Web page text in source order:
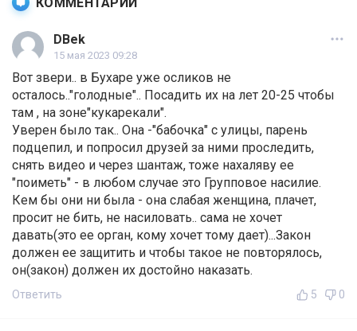
DBek
15 мая 2023 09:28
Вот звери.. в Бухаре уже осликов не
осталось.."голодные".. Посадить их на лет 20-25 чтобы
там , на зоне"кукарекали".
Уверен было так.. Она -"бабочка" с улицы, парень
подцепил, и попросил друзей за ними проследить,
снять видео и через шантаж, тоже нахаляву ее
"поиметь" - в любом случае это Групповое насилие.
Кем бы они ни была - она слабая женщина, плачет,
просит не бить, не насиловать.. сама не хочет
давать(это ее орган, кому хочет тому дает)...Закон
должен ее защитить и чтобы такое не повторялось,
он(закон) должен их достойно наказать.
Ответить 5 0